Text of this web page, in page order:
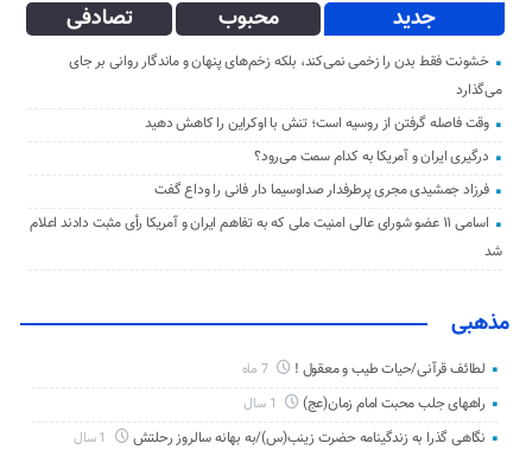
جدید محبوب تصادفی
خشونت فقط بدن را زخمی نمی‌کند، بلکه زخم‌های پنهان و ماندگار روانی بر جای
می‌گذارد
وقت فاصله گرفتن از روسیه است؛ تنش با اوکراین را کاهش دهید
درگیری ایران و آمریکا به کدام سمت می‌رود؟
فرزاد جمشیدی مجری پرطرفدار صداوسیما دار فانی را وداع گفت
اسامی ۱۱ عضو شورای عالی امنیت ملی که به تفاهم ایران و آمریکا رأی مثبت دادند اعلام
شد
مذهبی
لطائف قرآنی/حیات طیب و معقول ! 7 ماه
راههای جلب محبت امام زمان(عج)
نگاهی گذرا به زندگینامه حضرت زینب(س)/به بهانه سالروز رحلتش